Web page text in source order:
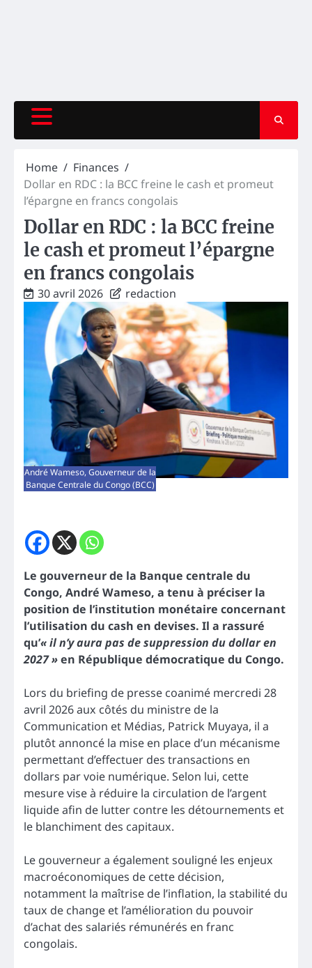
Home
Finances
Dollar en RDC : la BCC freine le cash et promeut
l’épargne en francs congolais
Dollar en RDC : la BCC freine
le cash et promeut l’épargne
en francs congolais
30 avril 2026 redaction
André Wameso, Gouverneur de la
Banque Centrale du Congo (BCC)
Le gouverneur de la Banque centrale du
Congo, André Wameso, a tenu à préciser la
position de l’institution monétaire concernant
l’utilisation du cash en devises. Il a rassuré
qu’« il n’y aura pas de suppression du dollar en
2027 »en République démocratique du Congo.
Lors du briefing de presse coanimé mercredi 28
avril 2026 aux côtés du ministre de la
Communication et Médias, Patrick Muyaya, il a
plutôt annoncé la mise en place d’un mécanisme
permettant d’effectuer des transactions en
dollars par voie numérique. Selon lui, cette
mesure vise à réduire la circulation de l’argent
liquide afin de lutter contre les détournements et
le blanchiment des capitaux.
Le gouverneur a également souligné les enjeux
macroéconomiques de cette décision,
notamment la maîtrise de l’inflation, la stabilité du
taux de change et l’amélioration du pouvoir
d’achat des salariés rémunérés en franc
congolais.